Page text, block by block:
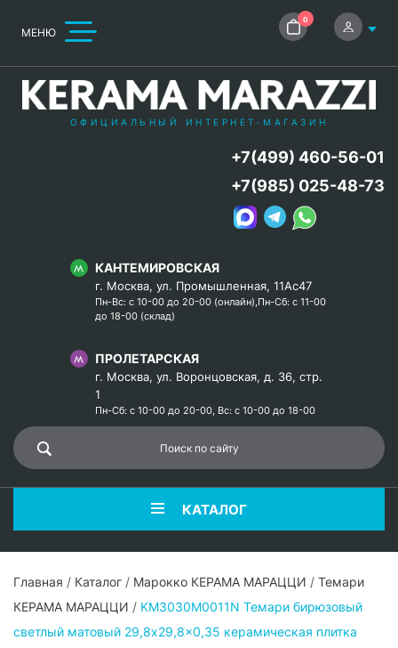
МЕНЮ
0
ОФИЦИАЛЬНЫЙ ИНТЕРНЕТ-МАГАЗИН
КАНТЕМИРОВСКАЯ
г. Москва, ул. Промышленная, 11Ас47
Пн-Вс: с 10-00 до 20-00 (онлайн),Пн-Сб: с 11-00
до 18-00 (склад)
ПРОЛЕТАРСКАЯ
г. Москва, ул. Воронцовская, д. 36, стр.
1
Пн-Сб: с 10-00 до 20-00, Вс: с 10-00 до 18-00
+7(499) 460-56-01
+7(985) 025-48-73
КАТАЛОГ
Главная / Каталог / Марокко КЕРАМА МАРАЦЦИ / Темари
КЕРАМА МАРАЦЦИ / KM3030M0011N Темари бирюзовый
светлый матовый 29,8x29,8x0,35 керамическая плитка